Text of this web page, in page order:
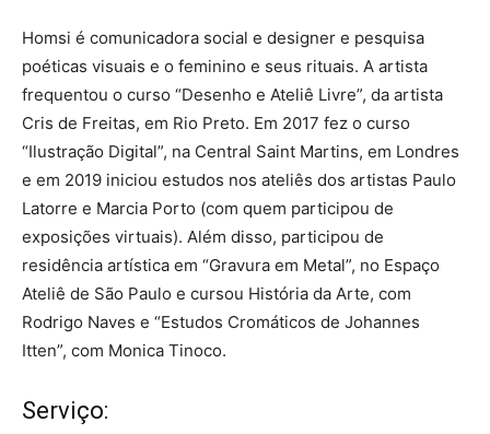
Homsi é comunicadora social e designer e pesquisa
poéticas visuais e o feminino e seus rituais. A artista
frequentou o curso “Desenho e Ateliê Livre”, da artista
Cris de Freitas, em Rio Preto. Em 2017 fez o curso
“Ilustração Digital”, na Central Saint Martins, em Londres
e em 2019 iniciou estudos nos ateliês dos artistas Paulo
Latorre e Marcia Porto (com quem participou de
exposições virtuais). Além disso, participou de
residência artística em “Gravura em Metal”, no Espaço
Ateliê de São Paulo e cursou História da Arte, com
Rodrigo Naves e “Estudos Cromáticos de Johannes
Itten”, com Monica Tinoco.
Serviço: